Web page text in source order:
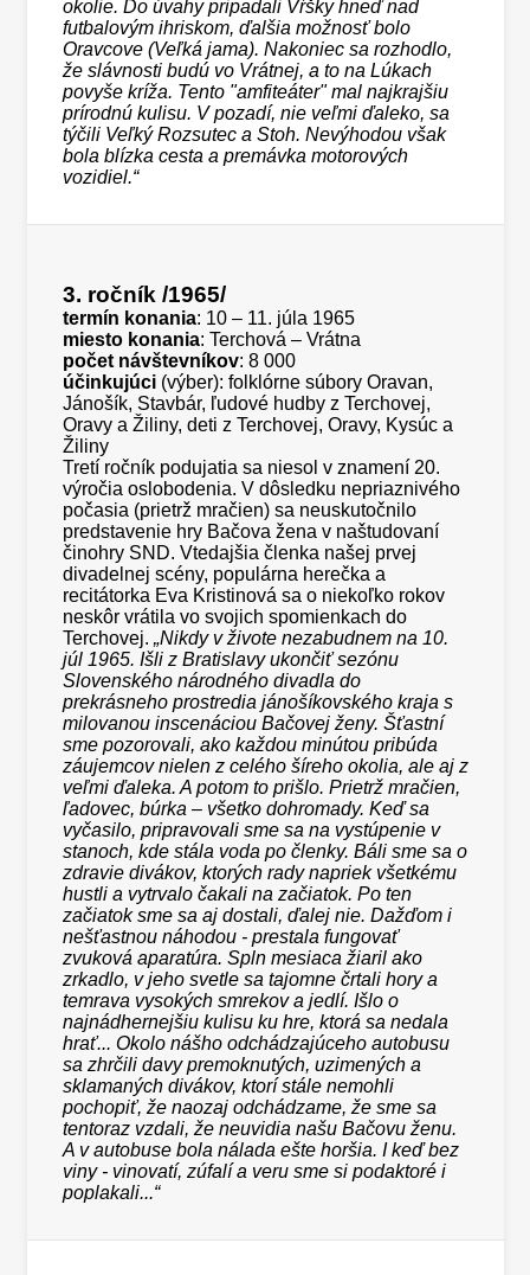
okolie. Do úvahy pripadali Vŕšky hneď nad
futbalovým ihriskom, ďalšia možnosť bolo
Oravcove (Veľká jama). Nakoniec sa rozhodlo,
že slávnosti budú vo Vrátnej, a to na Lúkach
povyše kríža. Tento "amfiteáter" mal najkrajšiu
prírodnú kulisu. V pozadí, nie veľmi ďaleko, sa
týčili Veľký Rozsutec a Stoh. Nevýhodou však
bola blízka cesta a premávka motorových
vozidiel.“
3. ročník /1965/
termín konania: 10 – 11. júla 1965
miesto konania: Terchová – Vrátna
počet návštevníkov: 8 000
účinkujúci (výber): folklórne súbory Oravan,
Jánošík, Stavbár, ľudové hudby z Terchovej,
Oravy a Žiliny, deti z Terchovej, Oravy, Kysúc a
Žiliny
Tretí ročník podujatia sa niesol v znamení 20.
výročia oslobodenia. V dôsledku nepriaznivého
počasia (prietrž mračien) sa neuskutočnilo
predstavenie hry Bačova žena v naštudovaní
činohry SND. Vtedajšia členka našej prvej
divadelnej scény, populárna herečka a
recitátorka Eva Kristinová sa o niekoľko rokov
neskôr vrátila vo svojich spomienkach do
Terchovej. „Nikdy v živote nezabudnem na 10.
júl 1965. Išli z Bratislavy ukončiť sezónu
Slovenského národného divadla do
prekrásneho prostredia jánošíkovského kraja s
milovanou inscenáciou Bačovej ženy. Šťastní
sme pozorovali, ako každou minútou pribúda
záujemcov nielen z celého šíreho okolia, ale aj z
veľmi ďaleka. A potom to prišlo. Prietrž mračien,
ľadovec, búrka – všetko dohromady. Keď sa
vyčasilo, pripravovali sme sa na vystúpenie v
stanoch, kde stála voda po členky. Báli sme sa o
zdravie divákov, ktorých rady napriek všetkému
hustli a vytrvalo čakali na začiatok. Po ten
začiatok sme sa aj dostali, ďalej nie. Dažďom i
nešťastnou náhodou - prestala fungovať
zvuková aparatúra. Spln mesiaca žiaril ako
zrkadlo, v jeho svetle sa tajomne črtali hory a
temrava vysokých smrekov a jedlí. Išlo o
najnádhernejšiu kulisu ku hre, ktorá sa nedala
hrať... Okolo nášho odchádzajúceho autobusu
sa zhrčili davy premoknutých, uzimených a
sklamaných divákov, ktorí stále nemohli
pochopiť, že naozaj odchádzame, že sme sa
tentoraz vzdali, že neuvidia našu Bačovu ženu.
A v autobuse bola nálada ešte horšia. I keď bez
viny - vinovatí, zúfalí a veru sme si podaktoré i
poplakali...“